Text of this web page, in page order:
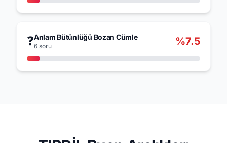
❓Anlam Bütünlüğü Bozan Cümle
6 soru %7.5